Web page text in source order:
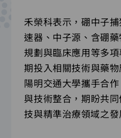
禾榮科表示，硼中子
速器、中子源、含硼
規劃與臨床應用等多
期投入相關技術與藥
陽明交通大學攜手合
與技術整合，期盼共
技與精準治療領域之發